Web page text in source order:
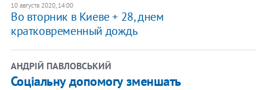
10 августа 2020, 14:00
Во вторник в Киеве + 28, днем
кратковременный дождь
АНДРІЙ ПАВЛОВСЬКИЙ
Соціальну допомогу зменшать